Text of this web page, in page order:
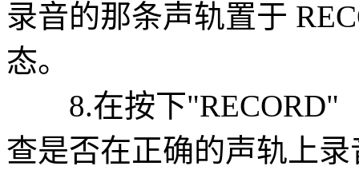
录音的那条声轨置于
态。
8.在按下"RECORD"
查是否在正确的声轨上